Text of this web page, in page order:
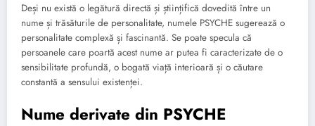
Deși nu există o legătură directă și științifică dovedită între un
nume și trăsăturile de personalitate, numele PSYCHE sugerează o
personalitate complexă și fascinantă. Se poate specula că
persoanele care poartă acest nume ar putea fi caracterizate de o
sensibilitate profundă, o bogată viață interioară și o căutare
constantă a sensului existenței.
Nume derivate din PSYCHE